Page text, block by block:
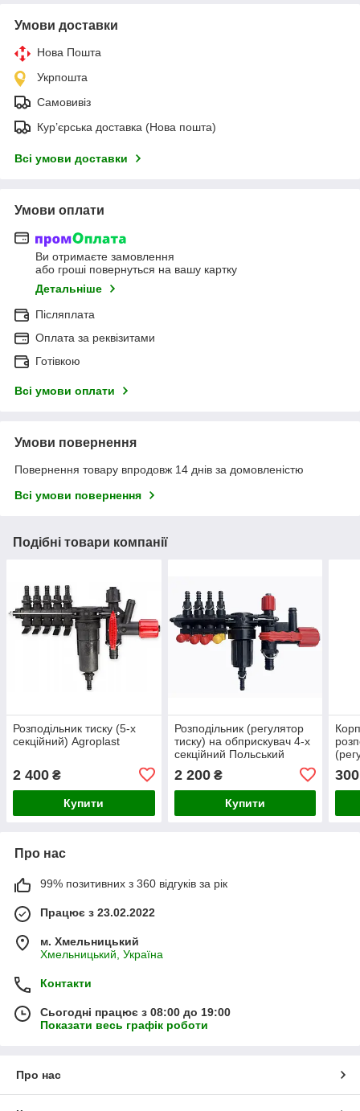
Умови доставки
Нова Пошта
Укрпошта
Самовивіз
Кур’єрська доставка (Нова пошта)
Всі умови доставки
Умови оплати
Ви отримаєте замовлення
або гроші повернуться на вашу картку
Детальніше
Післяплата
Оплата за реквізитами
Готівкою
Всі умови оплати
Умови повернення
Повернення товару впродовж 14 днів за домовленістю
Всі умови повернення
Подібні товари компанії
Розподільник тиску (5-х
секційний) Agroplast
2 400 ₴
Купити
Розподільник (регулятор
тиску) на обприскувач 4-х
секційний Польський
2 200₴
Купити
300
Про нас
99% позитивних з 360 відгуків за рік
Працює з 23.02.2022
м. Хмельницький
Хмельницький, Україна
Контакти
Сьогодні працює з 08:00 до 19:00
Показати весь графік роботи
Про нас